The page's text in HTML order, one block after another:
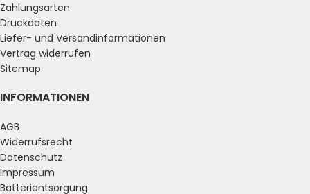
Zahlungsarten
Druckdaten
Liefer- und Versandinformationen
Vertrag widerrufen
Sitemap
INFORMATIONEN
AGB
Widerrufsrecht
Datenschutz
Impressum
Batterientsorgung